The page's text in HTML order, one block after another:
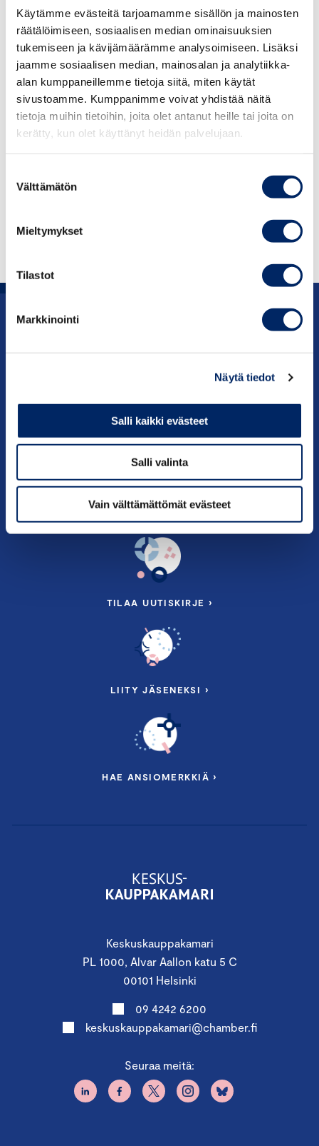
Käytämme evästeitä tarjoamamme sisällön ja mainosten
räätälöimiseen, sosiaalisen median ominaisuuksien
tukemiseen ja kävijämäärämme analysoimiseen. Lisäksi
jaamme sosiaalisen median, mainosalan ja analytiikka-
alan kumppaneillemme tietoja siitä, miten käytät
sivustoamme. Kumppanimme voivat yhdistää näitä
tietoja muihin tietoihin, joita olet antanut heille tai joita on
kerätty, kun olet käyttänyt heidän palvelujaan.
valinta
Välttämätön
Mieltymykset
Tilastot
Markkinointi
Näytä tiedot
Salli kaikki evästeet
Salli valinta
Vain välttämättömät evästeet
säännöt on käännetty suomeksi 2025.
ICC:n markkinointisäännöt on tunnettu ja tunnustettu
maailmanlaajuinen markkinoinnin eettinen ohjeisto, joka
toimii markkinoinnin itsesääntelyn tukena. Säännöt
edistävät yritysten tasapuolisia toimintamahdollisuuksia.
Samalla ne vähentävät tarvetta lainsäädännölle ja
viranomaistoimille. Koska ICC:n säännöt ovat globaalit,
ne ovat omiaan helpottamaan alan toimijoita toimimaan
Keskuskauppakamari
PL 1000, Alvar Aallon katu 5 C
00101 Helsinki
09 4242 6200
keskuskauppakamari@chamber.fi
Seuraa meitä:
Vaikuttaminen
Palvelut
Tietoa meistä
TILAA UUTISKIRJE ›
LIITY JÄSENEKSI ›
HAE ANSIOMERKKIÄ ›